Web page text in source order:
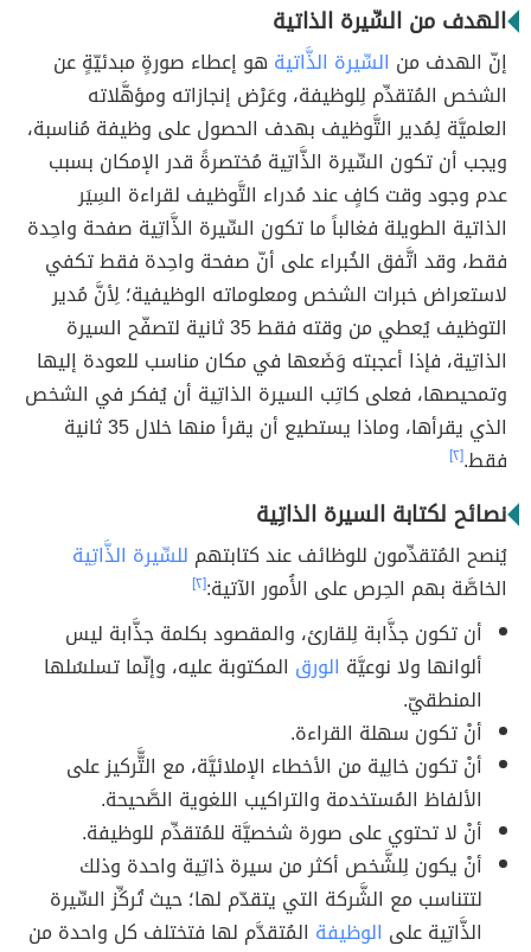
الهدف من السِّيرة الذاتية
إنّ الهدف من السِّيرة الذَّاتية هو إعطاء صورةٍ مبدئيّةٍ عن
الشخص المُتقدِّم لِلوظيفة، وعَرْض إنجازاته ومؤهَّلاته
العلميَّة لِمُدير التَّوظيف بهدف الحصول على وظيفة مُناسبة،
ويجب أن تكون السِّيرة الذَّاتِية مُختصرةً قدر الإمكان بسبب
عدم وجود وقت كافٍ عند مُدراء التَّوظيف لقراءة السِيَر
الذاتية الطويلة فغالباً ما تكون السِّيرة الذَّاتِية صفحة واحِدة
فقط، وقد اتَّفق الخُبراء على أنّ صفحة واحِدة فقط تكفي
لاستعراض خبرات الشخص ومعلوماته الوظيفية؛ لِأنَّ مُدير
التوظيف يُعطي من وقته فقط 35 ثانية لتصفّح السيرة
الذاتِية، فإذا أعجبته وَضَعها في مكان مناسب للعودة إليها
وتمحيصها، فعلى كاتِب السيرة الذاتِية أن يُفكر في الشخص
الذي يقرأها، وماذا يستطيع أن يقرأ منها خلال 35 ثانية
فقط.[٢]
نصائح لكتابة السيرة الذاتِية
يُنصح المُتقدِّمون للوظائف عند كتابتهم للسِّيرة الذَّاتِية
الخاصَّة بهم الحِرص على الأُمور الآتية:[٢]
أن تكون جذَّابة لِلقارئ، والمقصود بكلمة جذَّابة ليس
ألوانها ولا نوعيَّة الورق المكتوبة عليه، وإنّما تسلسُلها
المنطقيّ.
أنْ تكون سهلة القراءة.
أنْ تكون خالِية من الأخطاء الإملائيَّة، مع التَّّركيز على
الألفاظ المُستخدمة والتراكيب اللغوية الصَّحيحة.
أنْ لا تحتوي على صورة شخصيَّة للمُتقدِّم للوظيفة.
أنْ يكون لِلشَّخص أكثر من سيرة ذاتِية واحدة وذلك
لتتناسب مع الشَّركة التي يتقدّم لها؛ حيث تُركِّز السِّيرة
الذَّاتِية على الوظيفة المُتقدَّم لها فتختلف كل واحدة من